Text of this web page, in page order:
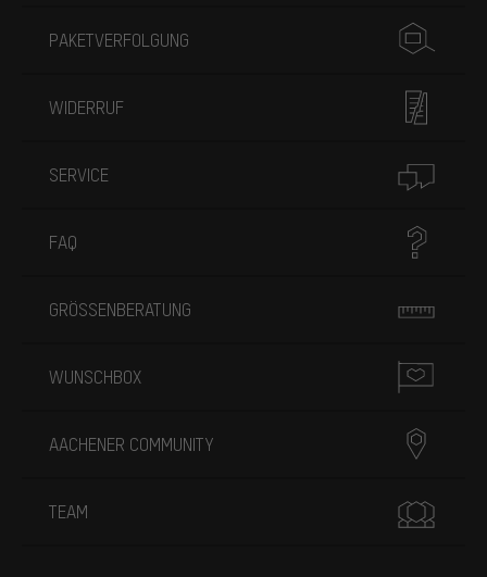
PAKETVERFOLGUNG
WIDERRUF
SERVICE
FAQ
GRÖSSENBERATUNG
WUNSCHBOX
AACHENER COMMUNITY
TEAM